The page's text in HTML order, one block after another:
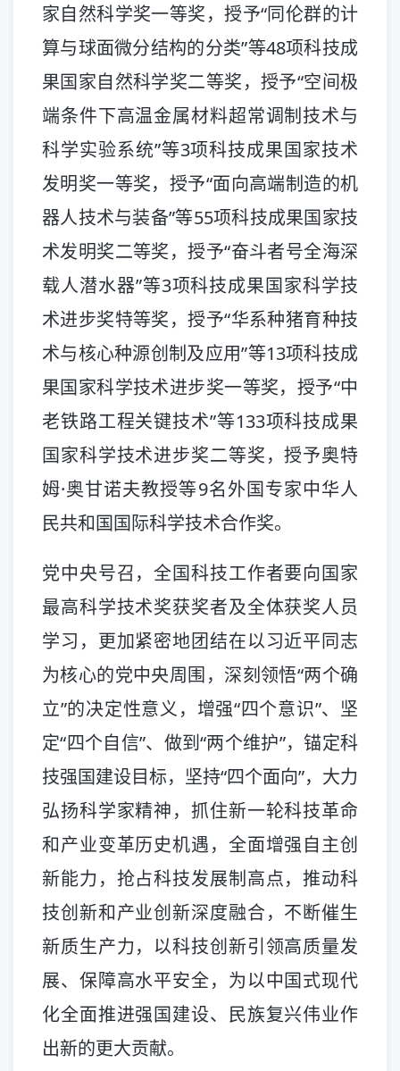
家自然科学奖一等奖，授予“同伦群的计
算与球面微分结构的分类”等48项科技成
果国家自然科学奖二等奖，授予“空间极
端条件下高温金属材料超常调制技术与
科学实验系统”等3项科技成果国家技术
发明奖一等奖，授予“面向高端制造的机
器人技术与装备”等55项科技成果国家技
术发明奖二等奖，授予“奋斗者号全海深
载人潜水器”等3项科技成果国家科学技
术进步奖特等奖，授予“华系种猪育种技
术与核心种源创制及应用”等13项科技成
果国家科学技术进步奖一等奖，授予“中
老铁路工程关键技术”等133项科技成果
国家科学技术进步奖二等奖，授予奥特
姆·奥甘诺夫教授等9名外国专家中华人
民共和国国际科学技术合作奖。
党中央号召，全国科技工作者要向国家
最高科学技术奖获奖者及全体获奖人员
学习，更加紧密地团结在以习近平同志
为核心的党中央周围，深刻领悟“两个确
立”的决定性意义，增强“四个意识”、坚
定“四个自信”、做到“两个维护”，锚定科
技强国建设目标，坚持“四个面向”，大力
弘扬科学家精神，抓住新一轮科技革命
和产业变革历史机遇，全面增强自主创
新能力，抢占科技发展制高点，推动科
技创新和产业创新深度融合，不断催生
新质生产力，以科技创新引领高质量发
展、保障高水平安全，为以中国式现代
化全面推进强国建设、民族复兴伟业作
出新的更大贡献。